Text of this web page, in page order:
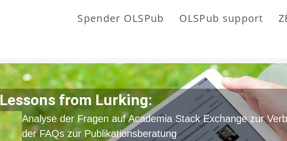
Spender OLSPub OLSPub support
Lessons from Lurking:
Analyse der Fragen auf Academia Stack Exchange zur
der FAQs zur Publikationsberatung